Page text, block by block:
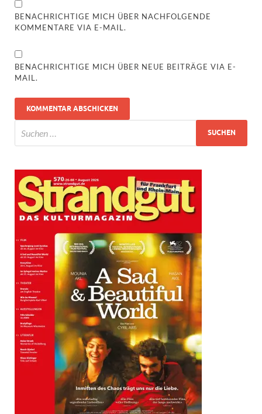
BENACHRICHTIGE MICH ÜBER NACHFOLGENDE
KOMMENTARE VIA E-MAIL.
BENACHRICHTIGE MICH ÜBER NEUE BEITRÄGE VIA E-
MAIL.